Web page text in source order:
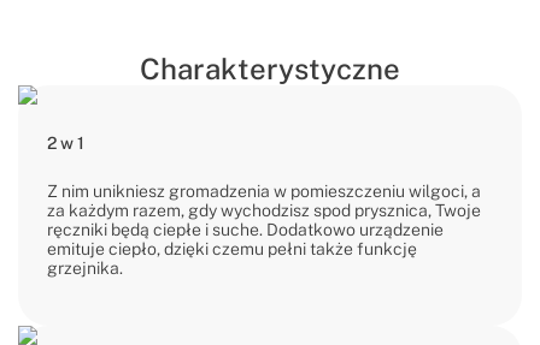
Charakterystyczne
2 w 1
Z nim unikniesz gromadzenia w pomieszczeniu wilgoci, a
za każdym razem, gdy wychodzisz spod prysznica, Twoje
ręczniki będą ciepłe i suche. Dodatkowo urządzenie
emituje ciepło, dzięki czemu pełni także funkcję
grzejnika.